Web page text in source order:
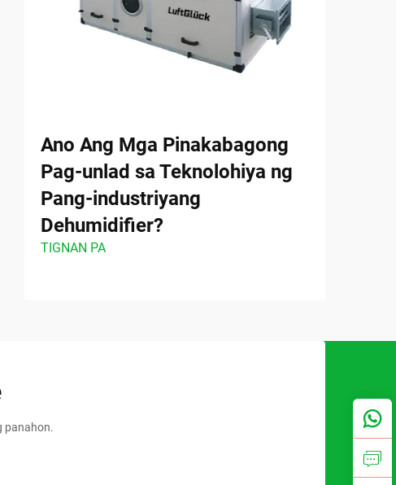
Ano Ang Mga Pinakabagong
Pag-unlad sa Teknolohiya ng
Pang-industriyang
Dehumidifier?
TIGNAN PA
panahon.